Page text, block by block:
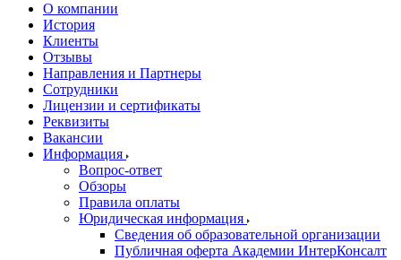
О компании
История
Клиенты
Отзывы
Направления и Партнеры
Сотрудники
Лицензии и сертификаты
Реквизиты
Вакансии
Информация
Вопрос-ответ
Обзоры
Правила оплаты
Юридическая информация
Сведения об образовательной организации
Публичная оферта Академии ИнтерКонсалт